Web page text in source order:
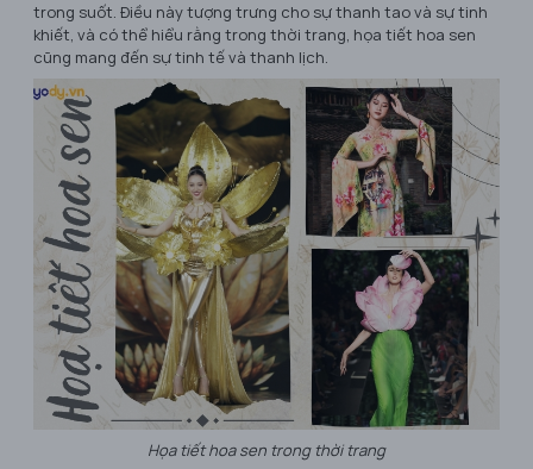
trong suốt. Điều này tượng trưng cho sự thanh tao và sự tinh
khiết, và có thể hiểu rằng trong thời trang, họa tiết hoa sen
cũng mang đến sự tinh tế và thanh lịch.
Họa tiết hoa sen trong thời trang